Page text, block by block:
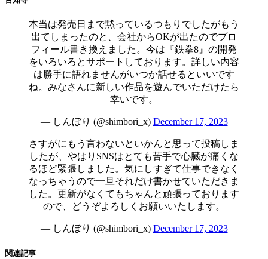
本当は発売日まで黙っているつもりでしたがもう
出てしまったのと、会社からOKが出たのでプロ
フィール書き換えました。今は『鉄拳8』の開発
をいろいろとサポートしております。詳しい内容
は勝手に語れませんがいつか話せるといいです
ね。みなさんに新しい作品を遊んでいただけたら
幸いです。
— しんぼり (@shimbori_x) December 17, 2023
さすがにもう言わないといかんと思って投稿しま
したが、やはりSNSはとても苦手で心臓が痛くな
るほど緊張しました。気にしすぎて仕事できなく
なっちゃうので一旦それだけ書かせていただきま
した。更新がなくてもちゃんと頑張っております
ので、どうぞよろしくお願いいたします。
— しんぼり (@shimbori_x) December 17, 2023
関連記事